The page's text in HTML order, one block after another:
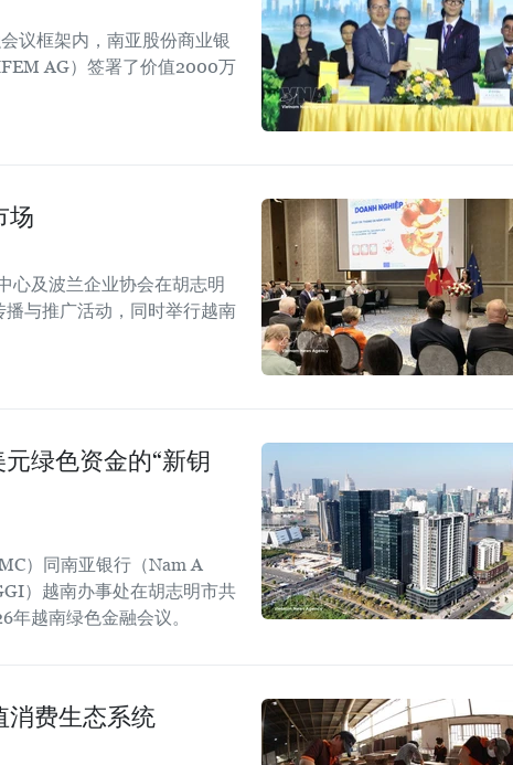
议框架内，南亚股份商业银
AG）签署了价值2000万
场
心及波兰企业协会在胡志明
与推广活动，同时举行越南
绿色资金的“新钥
）同南亚银行（Nam A
）越南办事处在胡志明市共
越南绿色金融会议。
消费生态系统